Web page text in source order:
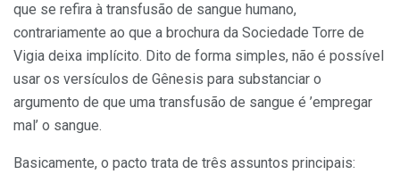
que se refira à transfusão de sangue humano,
contrariamente ao que a brochura da Sociedade Torre de
Vigia deixa implícito. Dito de forma simples, não é possível
usar os versículos de Gênesis para substanciar o
argumento de que uma transfusão de sangue é ’empregar
mal’ o sangue.
Basicamente, o pacto trata de três assuntos principais: